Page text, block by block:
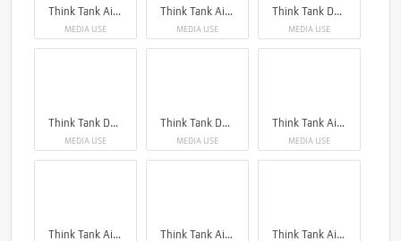
Think Tank Airport Navigator V2.0
MEDIA USE
Think Tank Airport Roller Derby V2.0
MEDIA USE
Think Tank Darklight
MEDIA USE
Think Tank Darklight
MEDIA USE
Think Tank Darklight
MEDIA USE
Think Tank Airport Roller Derby V2.0
MEDIA USE
Think Tank Airport Navigator V2.0 Think Tank Airport Navigator V2.0 Think Tank Airport Roller Derby V2.0